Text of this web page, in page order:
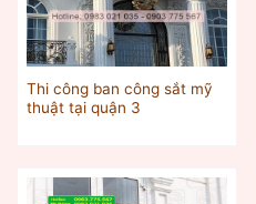
Thi công ban công sắt mỹ
thuật tại quận 3